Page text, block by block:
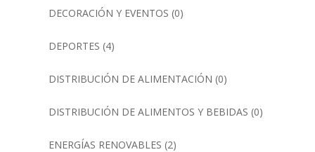
DECORACIÓN Y EVENTOS (0)
DEPORTES (4)
DISTRIBUCIÓN DE ALIMENTACIÓN (0)
DISTRIBUCIÓN DE ALIMENTOS Y BEBIDAS (0)
ENERGÍAS RENOVABLES (2)